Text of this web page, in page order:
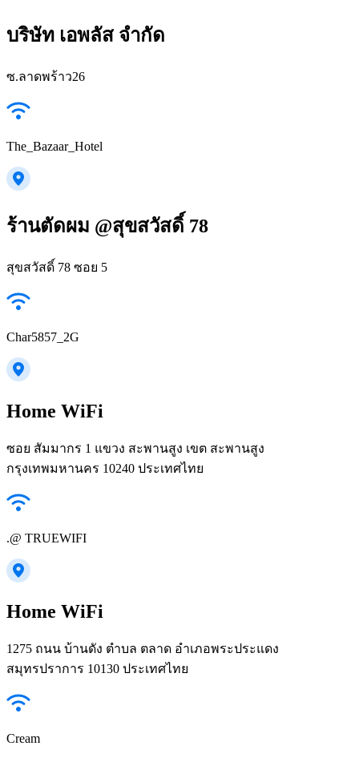
บริษัท เอพลัส จำกัด
ซ.ลาดพร้าว26
The_Bazaar_Hotel
ร้านตัดผม @สุขสวัสดิ์ 78
สุขสวัสดิ์ 78 ซอย 5
Char5857_2G
Home WiFi
ซอย สัมมากร 1 แขวง สะพานสูง เขต สะพานสูง
กรุงเทพมหานคร 10240 ประเทศไทย
.@ TRUEWIFI
Home WiFi
1275 ถนน บ้านดัง ตำบล ตลาด อำเภอพระประแดง
สมุทรปราการ 10130 ประเทศไทย
Cream